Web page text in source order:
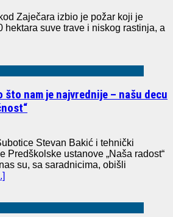
Zaječara izbio je požar koji je
hektara suve trave i niskog rastinja, a
što nam je najvrednije – našu decu
Stevan Bakić i tehnički
Predškolske ustanove „Naša radost“
su, sa saradnicima, obišli